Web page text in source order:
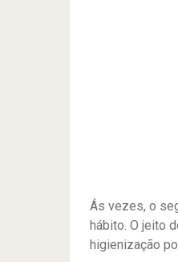
Ás vezes, o
hábito. O jeito
higienização